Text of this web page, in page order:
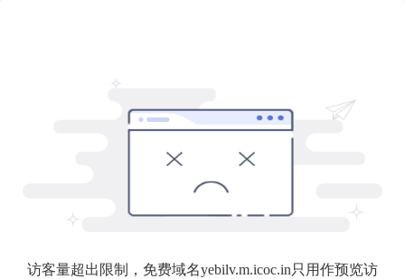
访客量超出限制，免费域名yebilv.m.icoc.in只用作预览访